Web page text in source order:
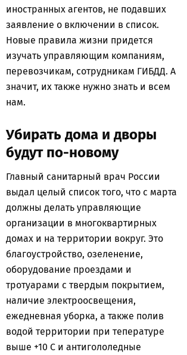
иностранных агентов, не подавших
заявление о включении в список.
Новые правила жизни придется
изучать управляющим компаниям,
перевозчикам, сотрудникам ГИБДД. А
значит, их также нужно знать и всем
нам.
Убирать дома и дворы
будут по-новому
Главный санитарный врач России
выдал целый список того, что с марта
должны делать управляющие
организации в многоквартирных
домах и на территории вокруг. Это
благоустройство, озеленение,
оборудование проездами и
тротуарами с твердым покрытием,
наличие электроосвещения,
ежедневная уборка, а также полив
водой территории при тепературе
выше +10 C и антигололедные